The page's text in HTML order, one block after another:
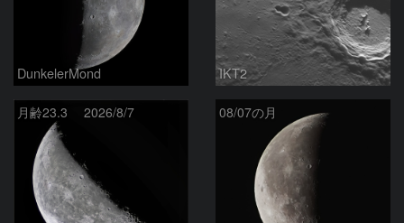
DunkelerMond IKT2
月齢23.3 2026/8/7 08/07の月